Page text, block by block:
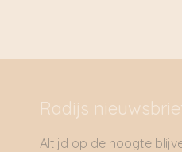
Radijs
Altijd op de hoogte